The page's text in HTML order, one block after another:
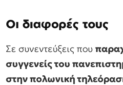
Οι διαφορές τους
Σε συνεντεύξεις που
συγγενείς του
στην πολωνική